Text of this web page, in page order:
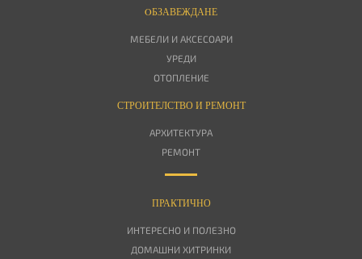
OБЗАВЕЖДАНЕ
МЕБЕЛИ И АКСЕСОАРИ
УРЕДИ
ОТОПЛЕНИЕ
СТРОИТЕЛСТВО И РЕМОНТ
АРХИТЕКТУРА
РЕМОНТ
ПРАКТИЧНО
ИНТЕРЕСНО И ПОЛЕЗНО
ДОМАШНИ ХИТРИНКИ